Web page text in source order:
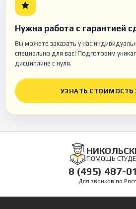
Нужна работа с гарантией
Вы можете заказать у нас
специально для вас! Подготовим
дисциплине с нуля.
УЗНАТЬ СТОИМОСТЬ
ПОМОЩЬ
8 (495) 487-
Для звонков по